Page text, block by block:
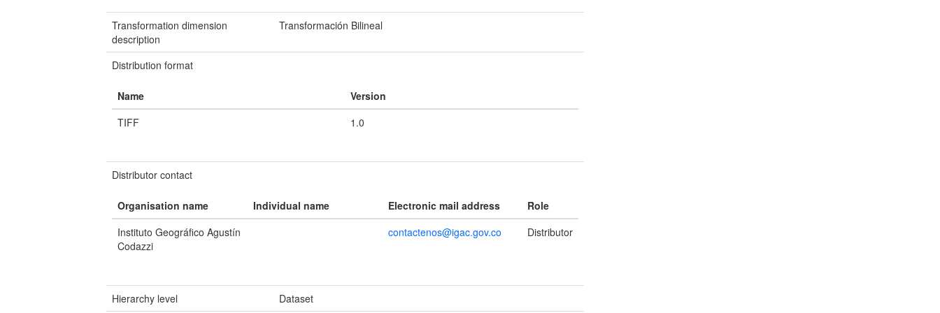
Transformation dimension
description
Transformación Bilineal
Distribution format
Name
Version
TIFF
1.0
Distributor contact
Organisation name Individual name Electronic mail address
Role
Instituto Geográfico Agustín
Codazzi
contactenos@igac.gov.co Distributor
Hierarchy level Dataset